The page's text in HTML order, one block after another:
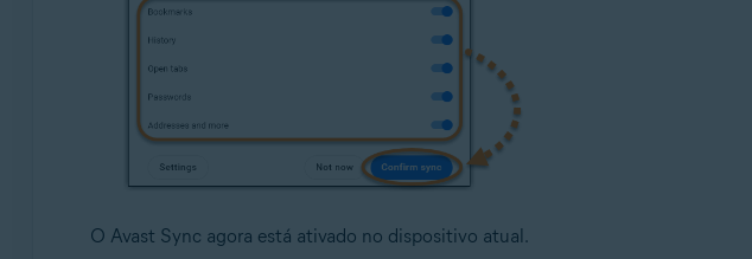
O Avast Sync agora está ativado no dispositivo atual.